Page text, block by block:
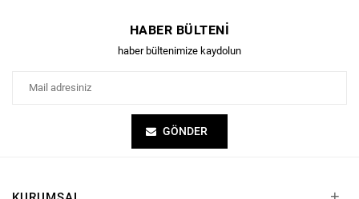
HABER BÜLTENI
haber bültenimize kaydolun
GÖNDER
+